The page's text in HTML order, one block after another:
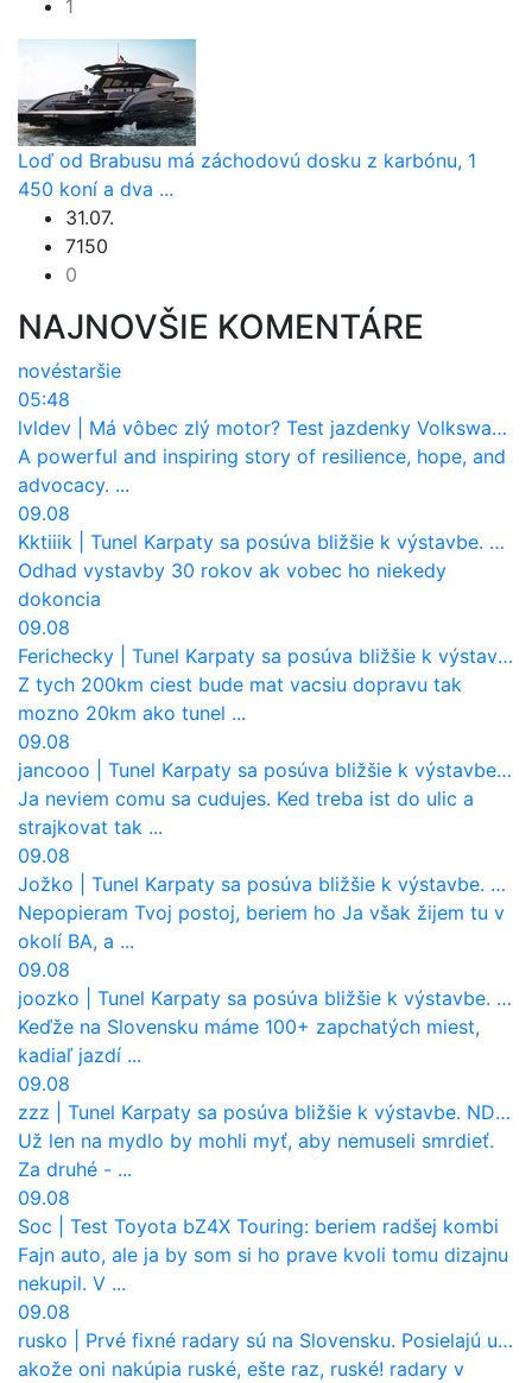
1
Loď od Brabusu má záchodovú dosku z karbónu, 1
450 koní a dva ...
31.07.
7150
0
NAJNOVŠIE KOMENTÁRE
novéstaršie
05:48
lvldev
Má vôbec zlý motor? Test jazdenky Volkswagen T-Roc (2017 až 2025)
A powerful and inspiring story of resilience, hope, and
advocacy. ...
09.08
Kktiiik
Tunel Karpaty sa posúva bližšie k výstavbe. NDS urobila dôležitý krok
Odhad vystavby 30 rokov ak vobec ho niekedy
dokoncia
09.08
Ferichecky
Tunel Karpaty sa posúva bližšie k výstavbe. NDS urobila dôležitý krok
Z tych 200km ciest bude mat vacsiu dopravu tak
mozno 20km ako tunel ...
09.08
jancooo
Tunel Karpaty sa posúva bližšie k výstavbe. NDS urobila dôležitý krok
Ja neviem comu sa cudujes. Ked treba ist do ulic a
strajkovat tak ...
09.08
Jožko
Tunel Karpaty sa posúva bližšie k výstavbe. NDS urobila dôležitý krok
Nepopieram Tvoj postoj, beriem ho Ja však žijem tu v
okolí BA, a ...
09.08
joozko
Tunel Karpaty sa posúva bližšie k výstavbe. NDS urobila dôležitý krok
Keďže na Slovensku máme 100+ zapchatých miest,
kadiaľ jazdí ...
09.08
zzz
Tunel Karpaty sa posúva bližšie k výstavbe. NDS urobila dôležitý krok
Už len na mydlo by mohli myť, aby nemuseli smrdieť.
Za druhé - ...
09.08
Soc
Test Toyota bZ4X Touring: beriem radšej kombi
Fajn auto, ale ja by som si ho prave kvoli tomu dizajnu
nekupil. V ...
09.08
rusko
Prvé fixné radary sú na Slovensku. Posielajú už pokuty? Ukáže ich Waze?
akože oni nakúpia ruské, ešte raz, ruské! radary v